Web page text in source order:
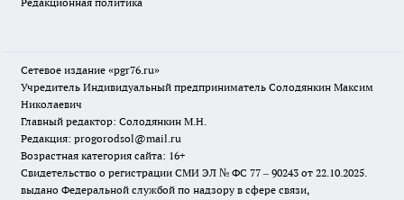
Сетевое издание «pgr76.ru»
Учредитель Индивидуальный предприниматель Солодянкин Максим
Николаевич
Главный редактор: Солодянкин М.Н.
Редакция: progorodsol@mail.ru
Возрастная категория сайта: 16+
Свидетельство о регистрации СМИ ЭЛ № ФС 77 – 90243 от 22.10.2025.
выдано Федеральной службой по надзору в сфере связи,